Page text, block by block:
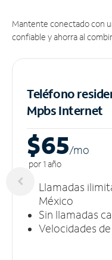
Mantente conectado con
confiable y ahorra al
Teléfono
MpbsInternet
$65/mo
por 1 año
Llamadas
México
Sin llamadas
Velocidades